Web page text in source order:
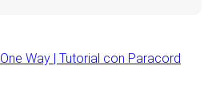
Way | Tutorial con Paracord